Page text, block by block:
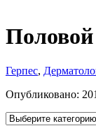
Герпес,
Опубликовано: